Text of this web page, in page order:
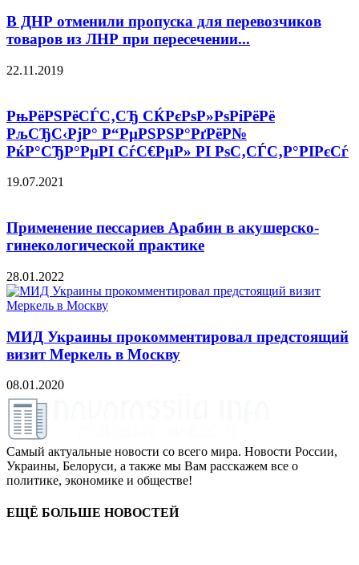
В ДНР отменили пропуска для перевозчиков
товаров из ЛНР при пересечении...
22.11.2019
РњРёРЅРёСЃС‚СЂ СЌРєРѕР»РѕРіРёРё
РљСЂС‹РјР° Р“РµРЅРЅР°РґРёР№
РќР°СЂР°РµРІ СѓС€РµР» РІ РѕС‚СЃС‚Р°РІРєСѓ
19.07.2021
Применение пессариев Арабин в акушерско-
гинекологической практике
28.01.2022
МИД Украины прокомментировал предстоящий
визит Меркель в Москву
08.01.2020
Самый актуальные новости со всего мира. Новости России,
Украины, Белоруси, а также мы Вам расскажем все о
политике, экономике и обществе!
ЕЩЁ БОЛЬШЕ НОВОСТЕЙ